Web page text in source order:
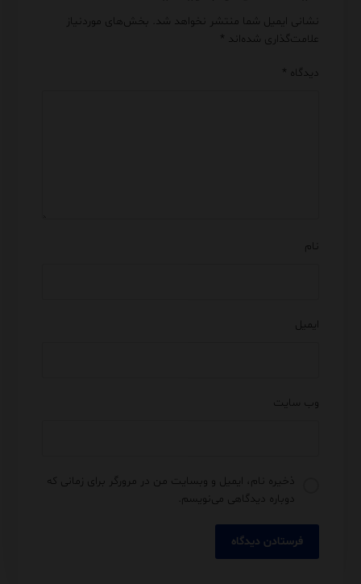
نشانی ایمیل شما منتشر نخواهد شد. بخش‌های موردنیاز
علامت‌گذاری شده‌اند *
دیدگاه *
نام
ایمیل
وب‌ سایت
ذخیره نام، ایمیل و وبسایت من در مرورگر برای زمانی که
دوباره دیدگاهی می‌نویسم.